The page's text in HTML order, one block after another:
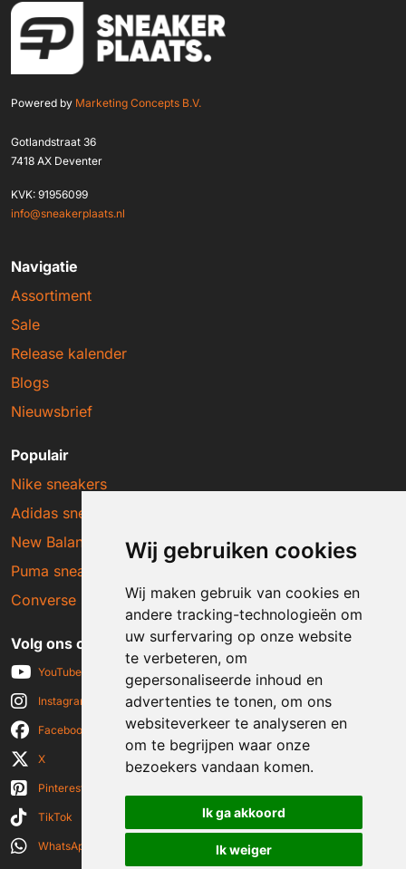
Wij gebruiken cookies
Wij maken gebruik van cookies en
andere tracking-technologieën om
uw surfervaring op onze website
te verbeteren, om
gepersonaliseerde inhoud en
advertenties te tonen, om ons
websiteverkeer te analyseren en
om te begrijpen waar onze
bezoekers vandaan komen.
Ik ga akkoord
Ik weiger
Powered by Marketing Concepts B.V.
Gotlandstraat 36
7418 AX Deventer
KVK: 91956099
info@sneakerplaats.nl
Navigatie
Assortiment
Sale
Release kalender
Blogs
Nieuwsbrief
Populair
Nike sneakers
Adidas sneakers
New Balance sneakers
Puma sneakers
Converse sneakers
Volg ons op social media
YouTube
Instagram
Facebook
X
Pinterest
TikTok
WhatsApp